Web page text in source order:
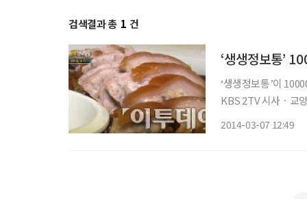
검색결과 총 1 건
‘생생정보통’이 10000
KBS 2TV 시사ㆍ교
2014-03-07 12:49